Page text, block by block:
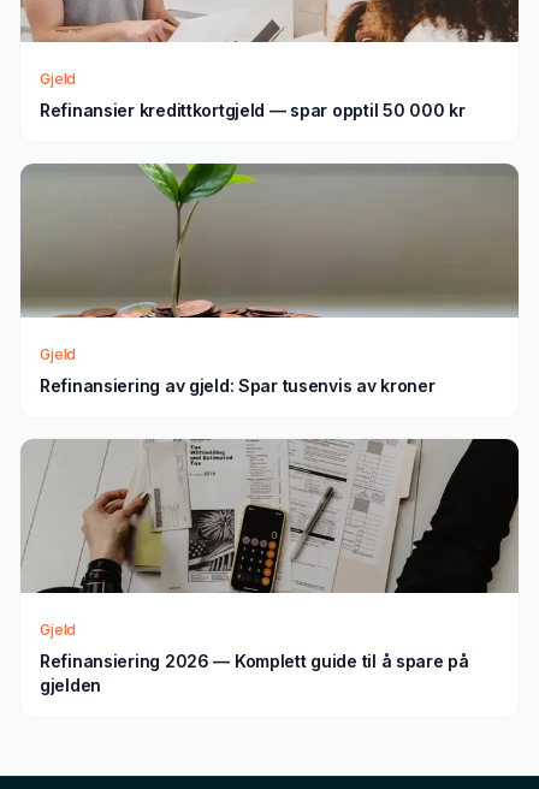
Gjeld
Refinansier kredittkortgjeld — spar opptil 50 000 kr
Gjeld
Refinansiering av gjeld: Spar tusenvis av kroner
Gjeld
Refinansiering 2026 — Komplett guide til å spare på
gjelden